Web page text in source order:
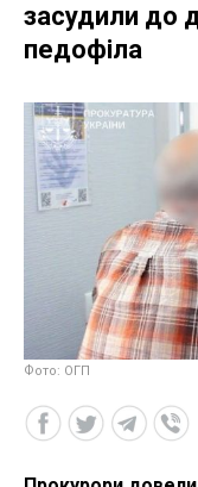
засудили до
педофіла
Фото: ОГП